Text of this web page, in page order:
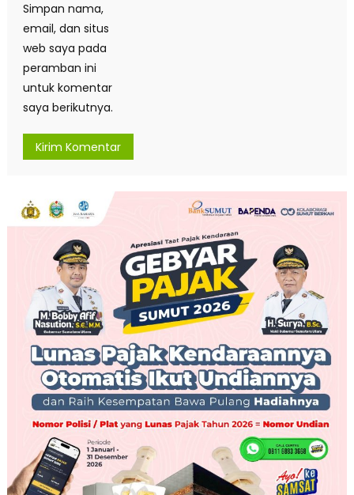
Simpan nama,
email, dan situs
web saya pada
peramban ini
untuk komentar
saya berikutnya.